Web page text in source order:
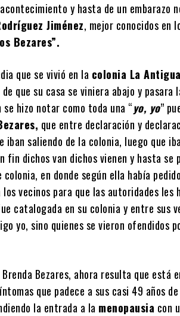
y hasta de un embarazo
Jiménez, mejor conocidos en
Bezares”.
que se vivió en la colonia La Antigua
que su casa se viniera abajo y pasara
hizo notar como toda una “yo, yo”
que entre declaración y
iban saliendo de la colonia, luego que
fin dichos van dichos vienen y hasta se
en donde según ella había
los vecinos para que las autoridades les
catalogada en su colonia y entre sus
yo, sino quienes se vieron ofendidos
Bezares, ahora resulta que está
que padece a sus casi 49 años
la entrada a la menopausia con